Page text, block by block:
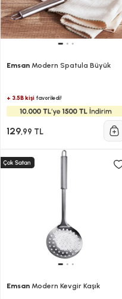
Emsan Modern Spatula Büyük
+ 3.5B kişi favoriledi!
129,99 TL
Emsan Modern Kevgir Kaşık